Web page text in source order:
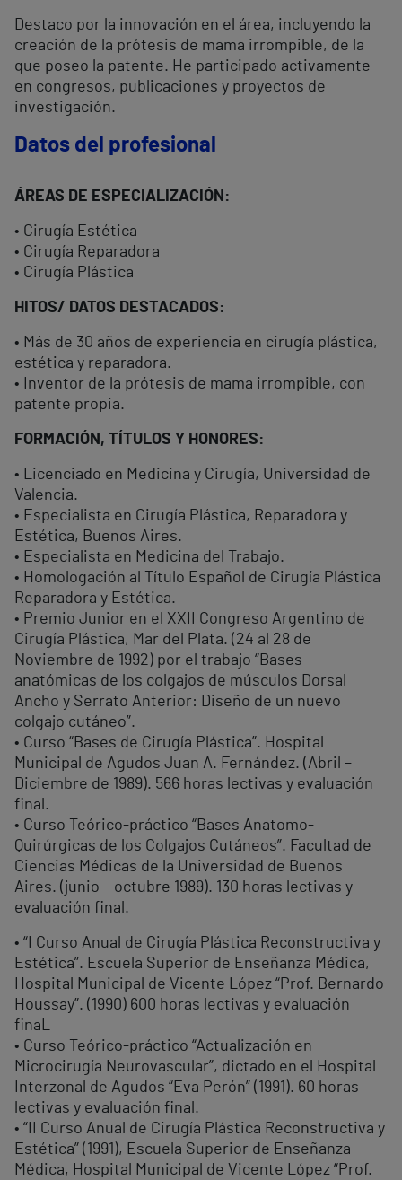
Destaco por la innovación en el área, incluyendo la
creación de la prótesis de mama irrompible, de la
que poseo la patente. He participado activamente
en congresos, publicaciones y proyectos de
investigación.
Datos del profesional
ÁREAS DE ESPECIALIZACIÓN:
• Cirugía Estética
• Cirugía Reparadora
• Cirugía Plástica
HITOS/ DATOS DESTACADOS:
• Más de 30 años de experiencia en cirugía plástica,
estética y reparadora.
• Inventor de la prótesis de mama irrompible, con
patente propia.
FORMACIÓN, TÍTULOS Y HONORES:
• Licenciado en Medicina y Cirugía, Universidad de
Valencia.
• Especialista en Cirugía Plástica, Reparadora y
Estética, Buenos Aires.
• Especialista en Medicina del Trabajo.
• Homologación al Título Español de Cirugía Plástica
Reparadora y Estética.
• Premio Junior en el XXII Congreso Argentino de
Cirugía Plástica, Mar del Plata. (24 al 28 de
Noviembre de 1992) por el trabajo “Bases
anatómicas de los colgajos de músculos Dorsal
Ancho y Serrato Anterior: Diseño de un nuevo
colgajo cutáneo”.
• Curso “Bases de Cirugía Plástica”. Hospital
Municipal de Agudos Juan A. Fernández. (Abril –
Diciembre de 1989). 566 horas lectivas y evaluación
final.
• Curso Teórico-práctico “Bases Anatomo-
Quirúrgicas de los Colgajos Cutáneos”. Facultad de
Ciencias Médicas de la Universidad de Buenos
Aires. (junio – octubre 1989). 130 horas lectivas y
evaluación final.
• “I Curso Anual de Cirugía Plástica Reconstructiva y
Estética”. Escuela Superior de Enseñanza Médica,
Hospital Municipal de Vicente López “Prof. Bernardo
Houssay”. (1990) 600 horas lectivas y evaluación
finaL
• Curso Teórico-práctico “Actualización en
Microcirugía Neurovascular”, dictado en el Hospital
Interzonal de Agudos “Eva Perón” (1991). 60 horas
lectivas y evaluación final.
• “II Curso Anual de Cirugía Plástica Reconstructiva y
Estética” (1991), Escuela Superior de Enseñanza
Médica, Hospital Municipal de Vicente López “Prof.